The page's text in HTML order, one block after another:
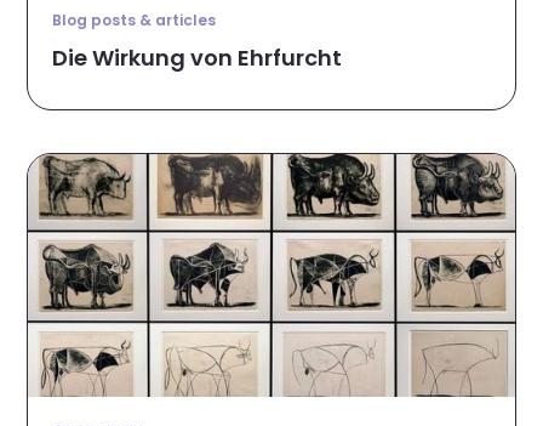
Blog posts & articles
Die Wirkung von Ehrfurcht